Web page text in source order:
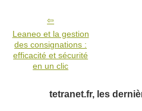
Leaneo et la gestion
des consignations :
efficacité et sécurité
en un clic
tetranet.fr, les